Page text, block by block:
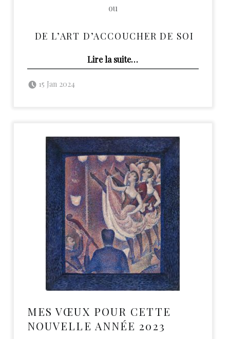
ou
DE L’ART D’ACCOUCHER DE SOI
Lire la suite“2024 : Métamorphoses ou l’art d’accoucher de soi”
…
15 Jan 2024
MES VŒUX POUR CETTE
NOUVELLE ANNÉE 2023